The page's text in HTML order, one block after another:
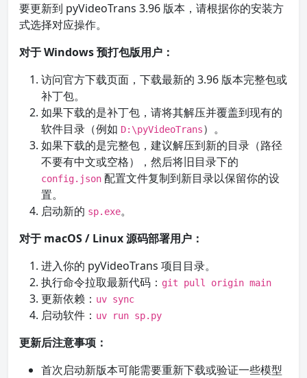
要更新到 pyVideoTrans 3.96 版本，请根据你的安装方
式选择对应操作。
对于 Windows 预打包版用户：
访问官方下载页面，下载最新的 3.96 版本完整包或
补丁包。
如果下载的是补丁包，请将其解压并覆盖到现有的
软件目录（例如 D:\pyVideoTrans）。
如果下载的是完整包，建议解压到新的目录（路径
不要有中文或空格），然后将旧目录下的
config.json 配置文件复制到新目录以保留你的设
置。
启动新的 sp.exe。
对于 macOS / Linux 源码部署用户：
进入你的 pyVideoTrans 项目目录。
执行命令拉取最新代码： git pull origin main
更新依赖： uv sync
启动软件： uv run sp.py
更新后注意事项：
首次启动新版本可能需要重新下载或验证一些模型